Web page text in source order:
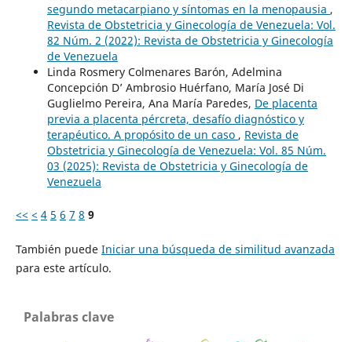
segundo metacarpiano y síntomas en la menopausia ,
Revista de Obstetricia y Ginecología de Venezuela: Vol.
82 Núm. 2 (2022): Revista de Obstetricia y Ginecología
de Venezuela
Linda Rosmery Colmenares Barón, Adelmina
Concepción D’ Ambrosio Huérfano, María José Di
Guglielmo Pereira, Ana María Paredes, De placenta
previa a placenta pércreta, desafío diagnóstico y
terapéutico. A propósito de un caso , Revista de
Obstetricia y Ginecología de Venezuela: Vol. 85 Núm.
03 (2025): Revista de Obstetricia y Ginecología de
Venezuela
<< < 4 5 6 7 8 9
También puede Iniciar una búsqueda de similitud avanzada
para este artículo.
Palabras clave